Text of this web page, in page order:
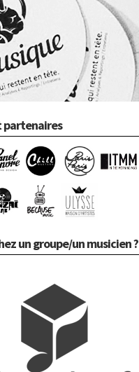
partenaires
un groupe/un musicien ?